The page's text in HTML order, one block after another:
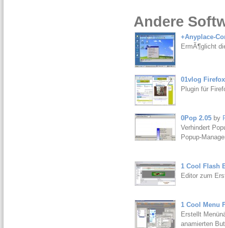
Andere
+Anyplace-
ErmÃ¶glicht
01vlog
Plugin für
0Pop 2.05by
Verhindert
Popup-
1 Cool Flash
Editor zum
1 Cool Menu
Erstellt
anamierten